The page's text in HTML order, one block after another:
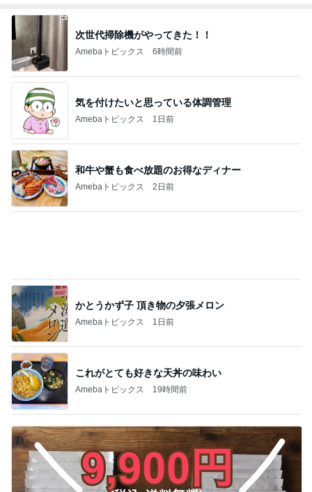
次世代掃除機がやってきた！！
Amebaトピックス 6時間前
気を付けたいと思っている体調管理
Amebaトピックス 1日前
和牛や蟹も食べ放題のお得なディナー
Amebaトピックス 2日前
これがとても好きな天丼の味わい
Amebaトピックス 19時間前